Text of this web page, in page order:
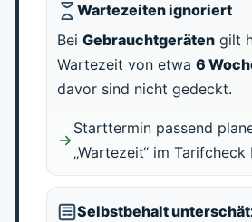
Wartezeiten ignoriert
Bei Gebrauchtgeräten gilt
Wartezeit von etwa 6
davor sind nicht gedeckt.
Starttermin passend
„Wartezeit“ im Tarifcheck
Selbstbehalt